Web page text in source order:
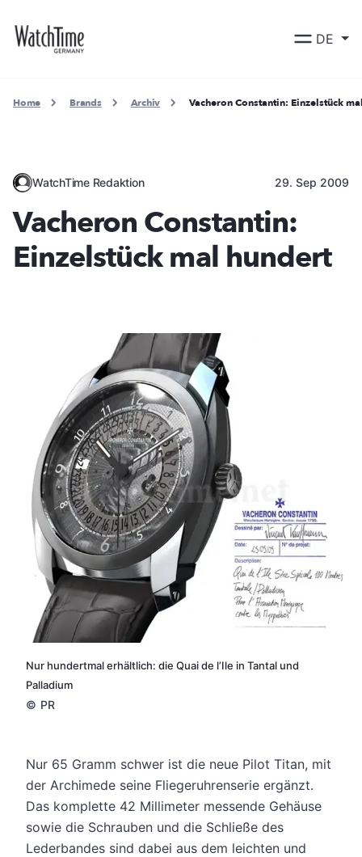
DE
Home Brands Archiv Vacheron Constantin: Einzelstück
WatchTime Redaktion 29. Sep 2009
Vacheron Constantin:
Einzelstück mal hundert
Nur hundertmal erhältlich: die Quai de l’Ile in Tantal und
Palladium
© PR
Nur 65 Gramm schwer ist die neue Pilot Titan, mit
der Archimede seine Fliegeruhrenserie ergänzt.
Das komplette 42 Millimeter messende Gehäuse
sowie die Schrauben und die Schließe des
Lederbandes sind dabei aus dem leichten und